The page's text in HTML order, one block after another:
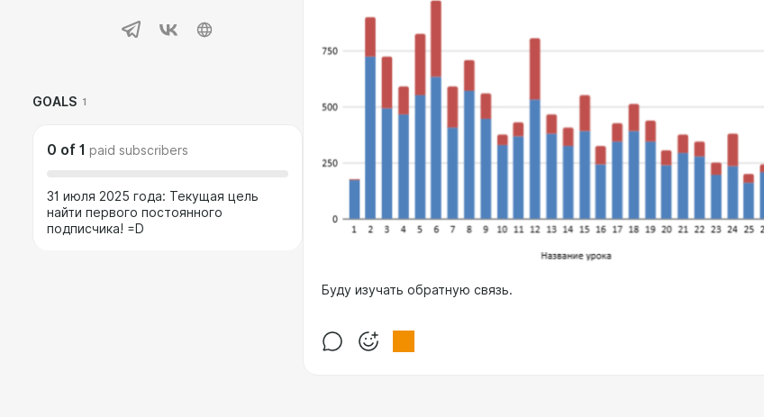
GOALS 1
0 of 1 paid subscribers
31 июля 2025 года: Текущая цель
найти первого постоянного
подписчика! =D
Буду изучать обратную связь.